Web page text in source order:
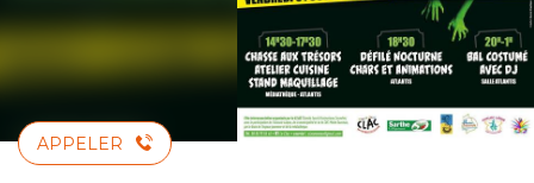
APPELER